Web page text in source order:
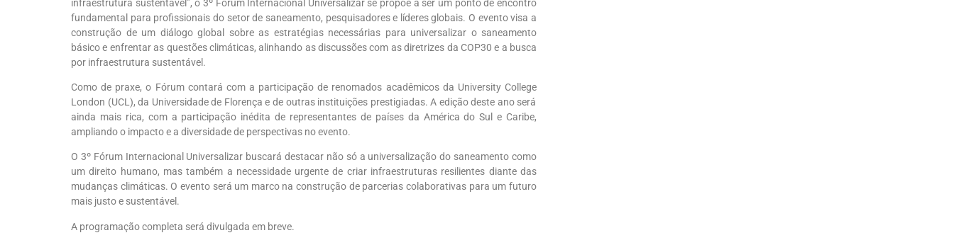
infraestrutura sustentável”, o 3º Fórum Internacional Universalizar se propõe a ser um ponto de encontro
fundamental para profissionais do setor de saneamento, pesquisadores e líderes globais. O evento visa a
construção de um diálogo global sobre as estratégias necessárias para universalizar o saneamento
básico e enfrentar as questões climáticas, alinhando as discussões com as diretrizes da COP30 e a busca
por infraestrutura sustentável.
Como de praxe, o Fórum contará com a participação de renomados acadêmicos da University College
London (UCL), da Universidade de Florença e de outras instituições prestigiadas. A edição deste ano será
ainda mais rica, com a participação inédita de representantes de países da América do Sul e Caribe,
ampliando o impacto e a diversidade de perspectivas no evento.
O 3º Fórum Internacional Universalizar buscará destacar não só a universalização do saneamento como
um direito humano, mas também a necessidade urgente de criar infraestruturas resilientes diante das
mudanças climáticas. O evento será um marco na construção de parcerias colaborativas para um futuro
mais justo e sustentável.
A programação completa será divulgada em breve.